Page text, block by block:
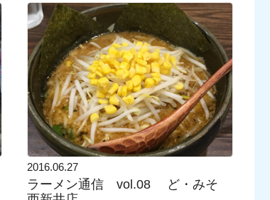
2016.06.27
ラーメン通信 vol.08 ど・みそ